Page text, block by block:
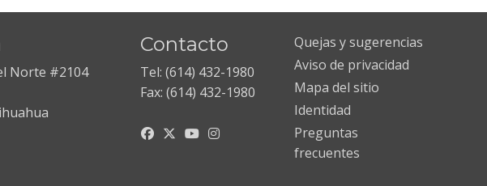
Norte #2104
Contacto
Tel: (614) 432-1980
Fax: (614) 432-1980
Quejas y sugerencias
Aviso de privacidad
Mapa del sitio
Identidad
Preguntas
frecuentes